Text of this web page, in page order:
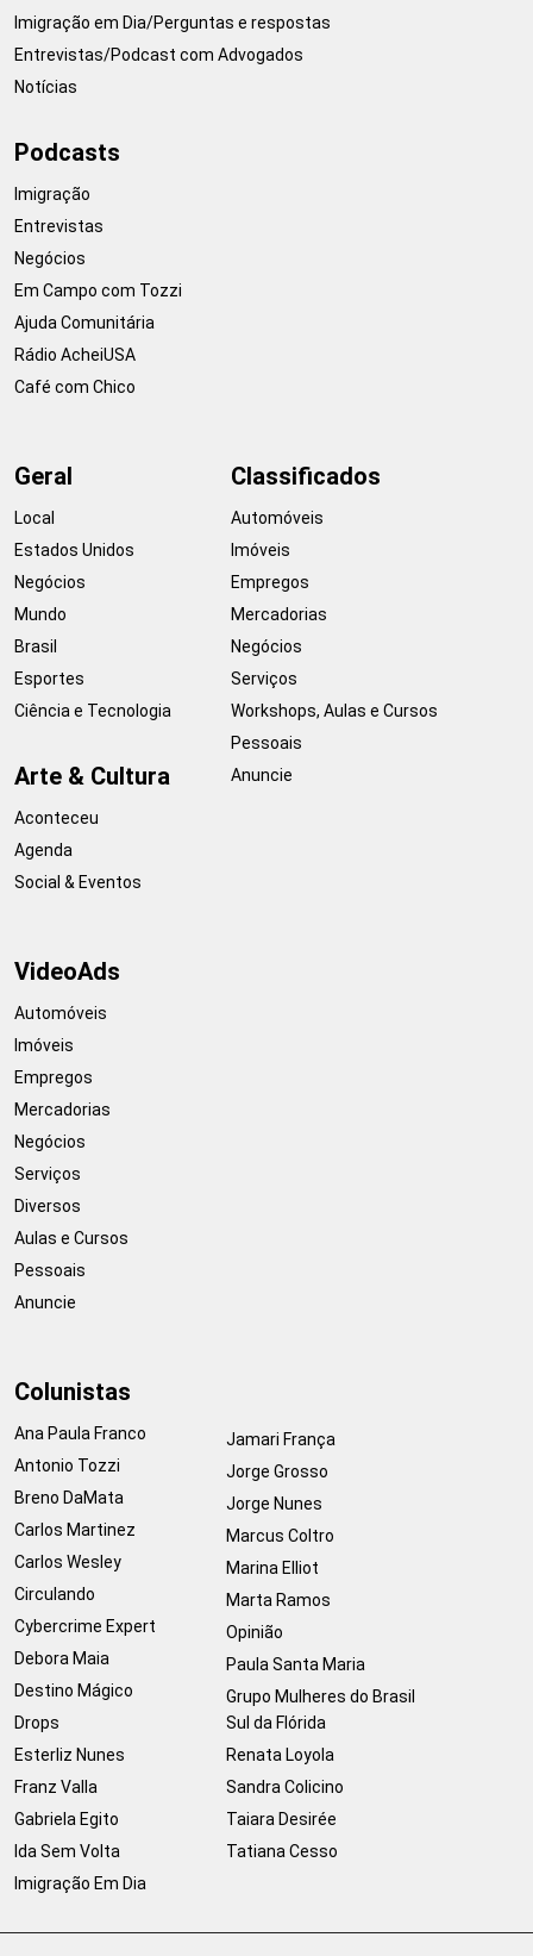
Imigração em Dia/Perguntas e respostas
Entrevistas/Podcast com Advogados
Notícias
Podcasts
Imigração
Entrevistas
Negócios
Em Campo com Tozzi
Ajuda Comunitária
Rádio AcheiUSA
Café com Chico
Geral
Local
Estados Unidos
Negócios
Mundo
Brasil
Esportes
Ciência e Tecnologia
Arte & Cultura
Aconteceu
Agenda
Social & Eventos
Classificados
Automóveis
Imóveis
Empregos
Mercadorias
Negócios
Serviços
Workshops, Aulas e Cursos
Pessoais
Anuncie
VideoAds
Automóveis
Imóveis
Empregos
Mercadorias
Negócios
Serviços
Diversos
Aulas e Cursos
Pessoais
Anuncie
Colunistas
Ana Paula Franco
Antonio Tozzi
Breno DaMata
Carlos Martinez
Carlos Wesley
Circulando
Cybercrime Expert
Debora Maia
Destino Mágico
Drops
Esterliz Nunes
Franz Valla
Gabriela Egito
Ida Sem Volta
Imigração Em Dia
Jamari França
Jorge Grosso
Jorge Nunes
Marcus Coltro
Marina Elliot
Marta Ramos
Opinião
Paula Santa Maria
Grupo Mulheres do Brasil
Sul da Flórida
Renata Loyola
Sandra Colicino
Taiara Desirée
Tatiana Cesso